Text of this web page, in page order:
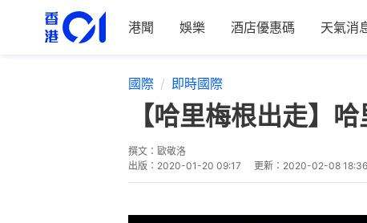
港聞 娛樂 酒店優惠碼 天氣消
國際 即時國際
【哈里梅根出走】
撰文： 歐敬洛
出版： 2020-01-20 09:17 更新： 2020-02-08 18:36